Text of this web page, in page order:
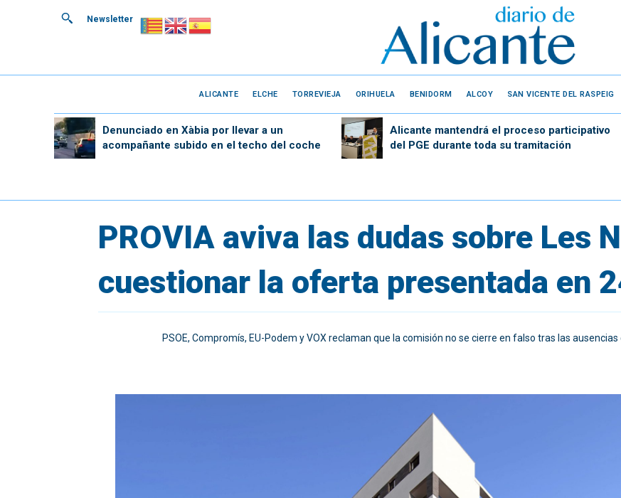
Newsletter
ALICANTE ELCHE TORREVIEJA ORIHUELA BENIDORM ALCOY SAN VICENTE DEL RASPEIG
Denunciado en Xàbia por llevar a un
acompañante subido en el techo del coche
Alicante mantendrá el proceso participativo
del PGE durante toda su tramitación
PROVIA aviva las dudas sobre Les
cuestionar la oferta presentada en
PSOE, Compromís, EU-Podem y VOX reclaman que la comisión no se cierre en falso tras las